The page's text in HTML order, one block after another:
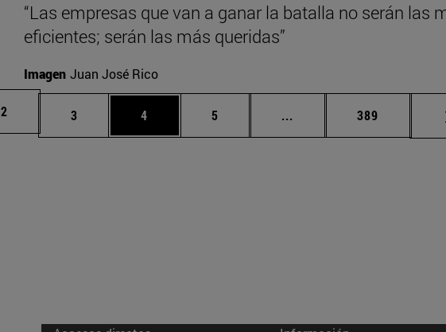
“Las empresas que van a ganar la batalla no serán las
eficientes; serán las más queridas”
Imagen Juan José Rico
Página
2 Página
3 Página
4 Página
5 ... Páginas intermedias
Página
389